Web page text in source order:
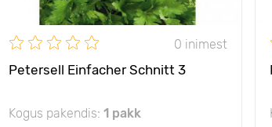
0 inimest
Petersell Einfacher Schnitt 3
Kogus pakendis: 1 pakk